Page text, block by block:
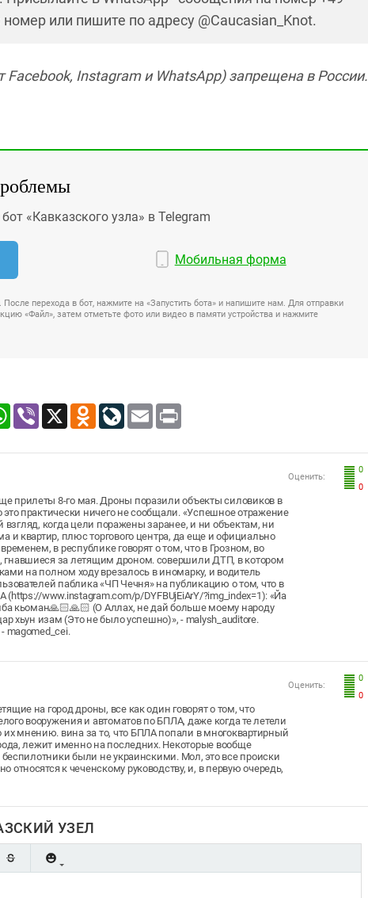
или пишите по адресу @Caucasian_Knot.
Instagram и WhatsApp) запрещена в России.
«Кавказского узла» в Telegram
Мобильная форма
перехода в бот, нажмите на «Запустить бота» и напишите нам. Для отправки
«Файл», затем отметьте фото или видео в памяти устройства и нажмите
WhatsApp
Viber X Odnoklassniki
LiveJournal
Email
0
0
Оценить:
прилеты 8-го мая. Дроны поразили объекты силовиков в
практически ничего не сообщали. «Успешное отражение
взгляд, когда цели поражены заранее, и ни объектам, ни
и квартир, плюс торгового центра, да еще и официально
в республике говорят о том, что в Грозном, во
гнавшиеся за летящим дроном. совершили ДТП, в котором
на полном ходу врезалось в иномарку, и водитель
паблика «ЧП Чечня» на публикацию о том, что в
www.instagram.com/p/DYFBUjEiArY/?img_index=1): «Йа
кьоман🙏🏻🙏🏻 (О Аллах, не дай больше моему народу
хьун изам (Это не было успешно)», - malysh_auditore.
magomed_cei.
0
0
Оценить:
на город дроны, все как один говорят о том, что
вооружения и автоматов по БПЛА, даже когда те летели
мнению. вина за то, что БПЛА попали в многоквартирный
лежит именно на последних. Некоторые вообще
были не украинскими. Мол, это все происки
относятся к чеченскому руководству, и, в первую очередь,
УЗЕЛ